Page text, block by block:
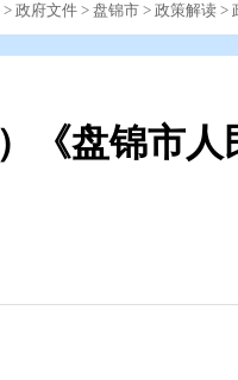
> 政府文件 > 盘锦市 > 政策解读 >
）《盘锦市